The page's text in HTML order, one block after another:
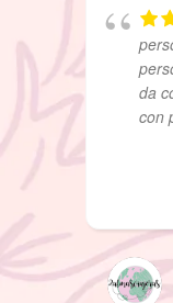
da
con